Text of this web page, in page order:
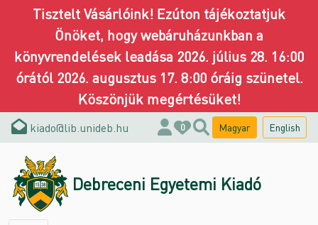
Tisztelt Vásárlóink! Ezúton tájékoztatjuk
Önöket, hogy webáruházunkban a
könyvrendelések leadása 2026. július 28. 16:00
órától 2026. augusztus 17. 8:00 óráig szünetel.
Köszönjük megértésüket!
kiado@lib.unideb.hu 0 Magyar English
Debreceni Egyetemi Kiadó